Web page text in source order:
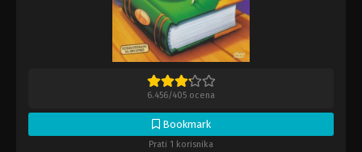
6.456/405 ocena
Bookmark
Prati 1 korisnika